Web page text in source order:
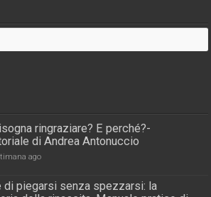
ringraziare? E perché?-
di Andrea Antonuccio
ago
di piegarsi senza spezzarsi: la